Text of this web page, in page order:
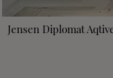
Jensen Diplomat